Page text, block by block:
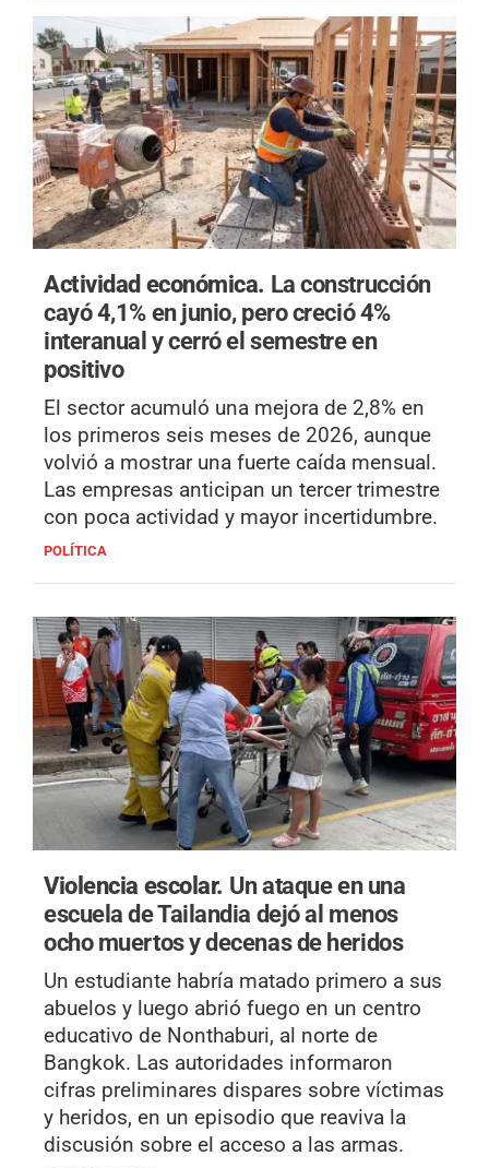
Actividad económica. La construcción
cayó 4,1% en junio, pero creció 4%
interanual y cerró el semestre en
positivo
El sector acumuló una mejora de 2,8% en
los primeros seis meses de 2026, aunque
volvió a mostrar una fuerte caída mensual.
Las empresas anticipan un tercer trimestre
con poca actividad y mayor incertidumbre.
POLÍTICA
Violencia escolar. Un ataque en una
escuela de Tailandia dejó al menos
ocho muertos y decenas de heridos
Un estudiante habría matado primero a sus
abuelos y luego abrió fuego en un centro
educativo de Nonthaburi, al norte de
Bangkok. Las autoridades informaron
cifras preliminares dispares sobre víctimas
y heridos, en un episodio que reaviva la
discusión sobre el acceso a las armas.